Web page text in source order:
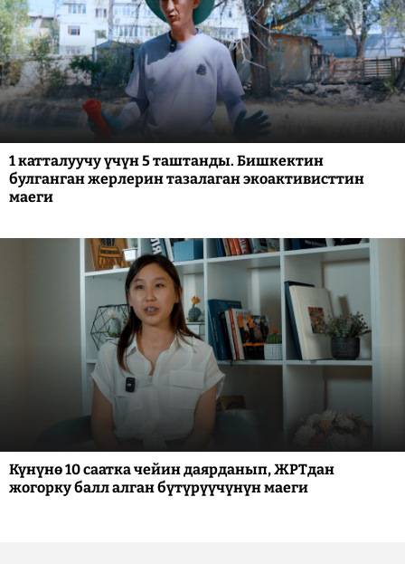
1 катталуучу үчүн 5 таштанды. Бишкектин
булганган жерлерин тазалаган экоактивисттин
маеги
Күнүнө 10 саатка чейин даярданып, ЖРТдан
жогорку балл алган бүтүрүүчүнүн маеги